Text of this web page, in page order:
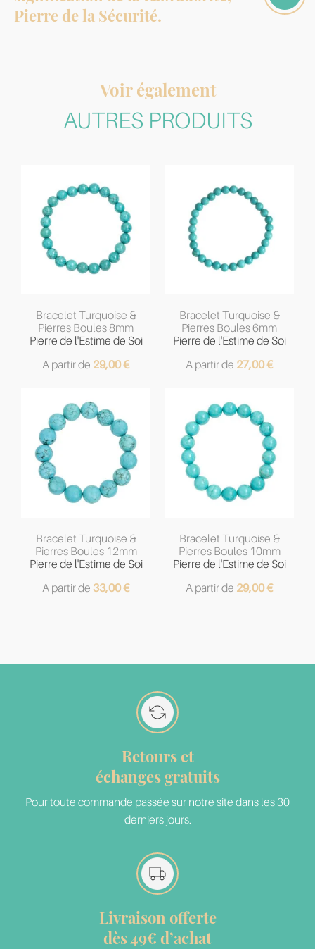
Pierre de la Sécurité.
Voir également
AUTRES PRODUITS
Bracelet Turquoise &
Pierres Boules 8mm
Pierre de l'Estime de Soi
A partir de 29,00€
Bracelet Turquoise &
Pierres Boules 6mm
Pierre de l'Estime de Soi
A partir de 27,00€
Bracelet Turquoise &
Pierres Boules 12mm
Pierre de l'Estime de Soi
A partir de 33,00€
Bracelet Turquoise &
Pierres Boules 10mm
Pierre de l'Estime de Soi
A partir de 29,00€
Retours et
échanges gratuits
Pour toute commande passée sur notre site dans les 30
derniers jours.
Livraison offerte
dès 49€ d’achat